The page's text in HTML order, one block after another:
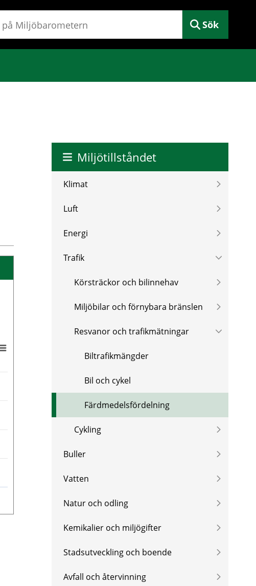
Sök
Miljötillståndet
Klimat
Luft
Energi
Trafik
Körsträckor och bilinnehav
Miljöbilar och förnybara bränslen
Resvanor och trafikmätningar
Biltrafikmängder
Bil och cykel
Färdmedelsfördelning
Cykling
Buller
Vatten
Natur och odling
Kemikalier och miljögifter
Stadsutveckling och boende
Avfall och återvinning